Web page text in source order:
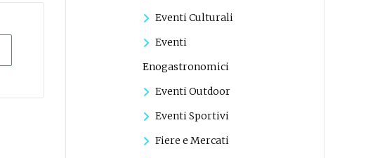
Eventi Culturali
Eventi
Enogastronomici
Eventi Outdoor
Eventi Sportivi
Fiere e Mercati